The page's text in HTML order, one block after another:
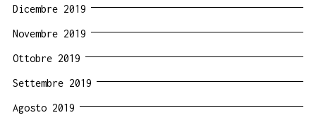
Dicembre 2019
Novembre 2019
Ottobre 2019
Settembre 2019
Agosto 2019